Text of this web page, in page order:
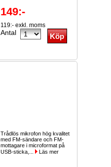
149:-
119:- exkl. moms
Antal
Trådlös mikrofon hög kvalitet
med FM-sändare och FM-
mottagare i microformat på
USB-sticka,...
Läs mer